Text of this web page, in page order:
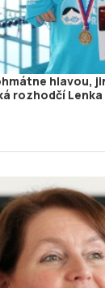
hlavou,
rozhodčí Lenka